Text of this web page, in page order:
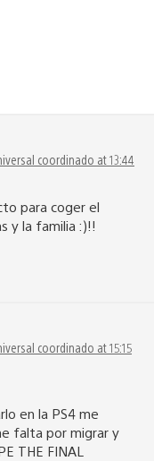
coordinado at 13:44
para coger el
y la familia :)!!
coordinado at 15:15
en la PS4 me
falta por migrar y
THE FINAL